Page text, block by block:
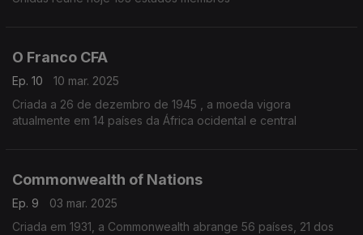
O Franco CFA
Ep. 10
10 mar. 2025
Criada a 26 de dezembro de 1945 , a moeda vigora
atualmente em 14 países da África ocidental e central
Commonwealth of Nations
Ep. 9
03 mar. 2025
Criada em 1931, a Commonwealth abrange 56 países, 21 dos